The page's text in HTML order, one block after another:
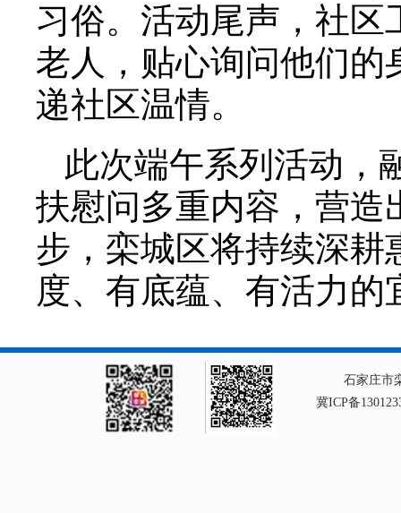
习俗。活动尾声，社
老人，贴心询问他们的
递社区温情。
此次端午系列活动，
扶慰问多重内容，营造
步，栾城区将持续深耕
度、有底蕴、有活力的